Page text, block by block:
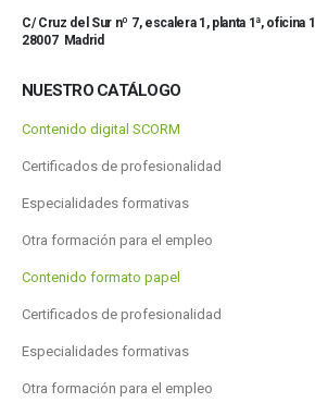
C/ Cruz del Sur nº 7, escalera 1, planta 1ª, oficina 1
28007 Madrid
NUESTRO CATÁLOGO
Contenido digital SCORM
Certificados de profesionalidad
Especialidades formativas
Otra formación para el empleo
Contenido formato papel
Certificados de profesionalidad
Especialidades formativas
Otra formación para el empleo